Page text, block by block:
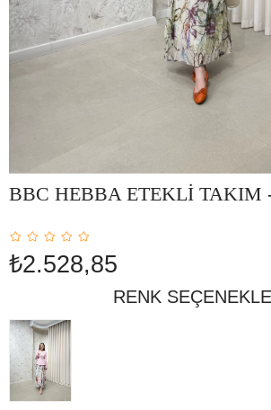
BBC HEBBA ETEKLİ TAKIM
₺2.528,85
RENK